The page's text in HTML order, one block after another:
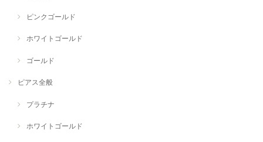
ピンクゴールド
ホワイトゴールド
ゴールド
ピアス全般
プラチナ
ホワイトゴールド